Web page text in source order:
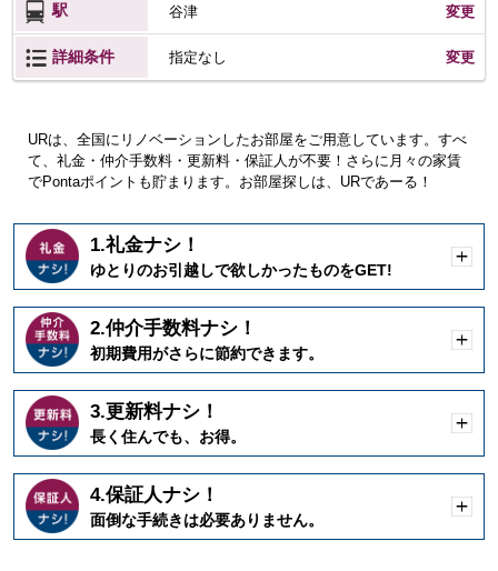
駅 谷津 変更
詳細条件 指定なし 変更
URは、全国にリノベーションしたお部屋をご用意しています。すべ
て、礼金・仲介手数料・更新料・保証人が不要！さらに月々の家賃
でPontaポイントも貯まります。お部屋探しは、URであーる！
1.礼金ナシ！
ゆとりのお引越しで欲しかったものをGET!
く
2.仲介手数料ナシ！
初期費用がさらに節約できます。
く
3.更新料ナシ！
長く住んでも、お得。
く
4.保証人ナシ！
面倒な手続きは必要ありません。
く